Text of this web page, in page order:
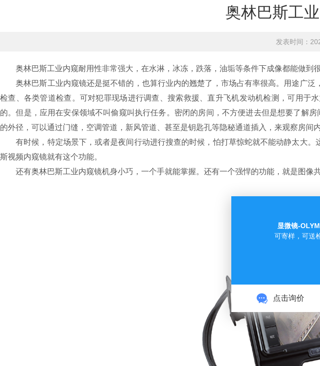
奥林巴斯工
发表时间：
奥林巴斯工业内窥耐用性非常强大，在水淋，冰冻，跌落，油垢等条件下成像都能做到
奥林巴斯工业内窥镜还是挺不错的，也算行业内的翘楚了，市场占有率很高。用途广泛
检查、各类管道检查。可对犯罪现场进行调查、搜索救援、直升飞机发动机检测，可用
的。但是，应用在安保领域不叫偷窥叫执行任务。密闭的房间，不方便进去但是想要了解
的外径，可以通过门缝，空调管道，新风管道、甚至是钥匙孔等隐秘通道插入，来观察房间内
有时候，特定场景下，或者是夜间行动进行搜查的时候，怕打草惊蛇就不能动静太大。
斯视频内窥镜就有这个功能。
还有奥林巴斯工业内窥镜机身小巧，一个手就能掌握。还有一个强悍的功能，就是图像
显微镜-
可寄样，可送
点击询价